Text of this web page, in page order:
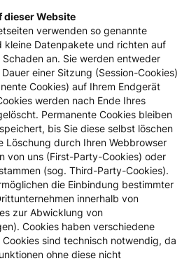
dieser Website
verwenden so genannte
kleine Datenpakete und richten auf
an. Sie werden entweder
einer Sitzung (Session-Cookies)
Cookies) auf Ihrem Endgerät
werden nach Ende Ihres
Permanente Cookies bleiben
bis Sie diese selbst löschen
Löschung durch Ihren Webbrowser
von uns (First-Party-Cookies) oder
(sog. Third-Party-Cookies).
die Einbindung bestimmter
innerhalb von
zur Abwicklung von
Cookies haben verschiedene
sind technisch notwendig, da
ohne diese nicht